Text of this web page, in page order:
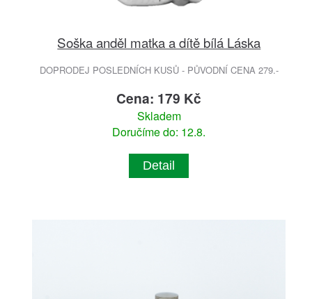
Soška anděl matka a dítě bílá Láska
DOPRODEJ POSLEDNÍCH KUSŮ - PŮVODNÍ CENA 279.-
Cena: 179 Kč
Skladem
Doručíme do: 12.8.
Detail